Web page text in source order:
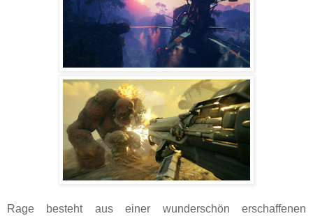
Rage besteht aus einer wunderschön erschaffenen